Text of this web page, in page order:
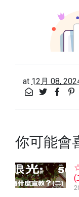
at 12月 08,
你可能會
(